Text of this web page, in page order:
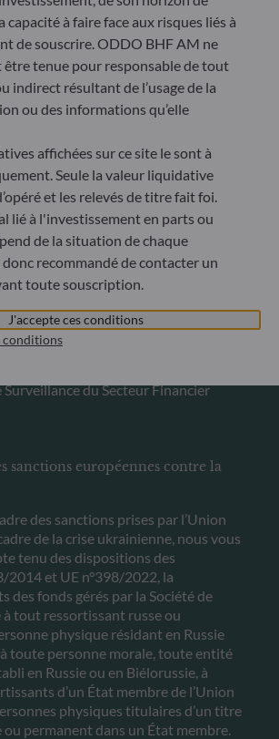
Portefeuille agréée par la
(« BaFin »)
: HRB 11971 tribunal local de
du commerce et des sociétés de
du Secteur Financier
sanctions européennes contre la
des sanctions prises par l’Union
de la crise ukrainienne, nous vous
tenu des dispositions des
2014 et UE n°398/2022, la
des fonds gérés par la Société de
tout ressortissant russe ou
physique résidant en Russie
toute personne morale, toute entité
en Russie ou en Biélorussie, à
d’un État membre de l’Union
physiques titulaires d’un titre
permanent dans un État membre.
capacité à faire face aux risques liés à
de souscrire. ODDO BHF AM ne
être tenue pour responsable de tout
indirect résultant de l’usage de la
ou des informations qu’elle
affichées sur ce site le sont à
Seule la valeur liquidative
et les relevés de titre fait foi.
lié à l'investissement en parts ou
de la situation de chaque
recommandé de contacter un
toute souscription.
J'accepte ces conditions
conditions